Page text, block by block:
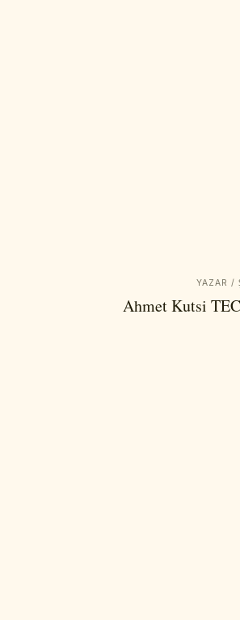
YAZAR /
Ahmet Kutsi